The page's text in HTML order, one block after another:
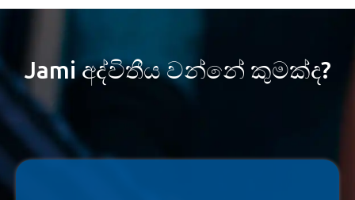
Jami අද්විතීය වන්නේ කුමක්ද?